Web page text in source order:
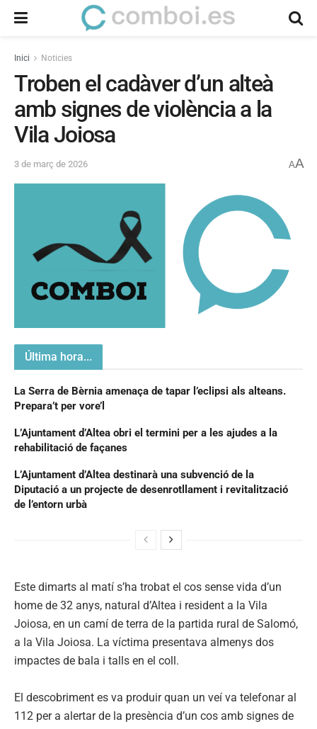
Inici Noticies
Troben el cadàver d’un alteà
amb signes de violència a la
Vila Joiosa
3 de març de 2026 AA
Última hora...
La Serra de Bèrnia amenaça de tapar l’eclipsi als alteans.
Prepara’t per vore’l
L’Ajuntament d’Altea obri el termini per a les ajudes a la
rehabilitació de façanes
L’Ajuntament d’Altea destinarà una subvenció de la
Diputació a un projecte de desenrotllament i revitalització
de l’entorn urbà
Este dimarts al matí s’ha trobat el cos sense vida d’un
home de 32 anys, natural d’Altea i resident a la Vila
Joiosa, en un camí de terra de la partida rural de Salomó,
a la Vila Joiosa. La víctima presentava almenys dos
impactes de bala i talls en el coll.
El descobriment es va produir quan un veí va telefonar al
112 per a alertar de la presència d’un cos amb signes de